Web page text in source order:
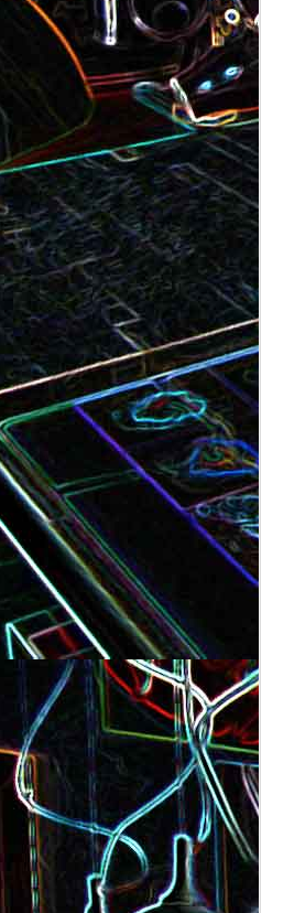
Tatin de tomates cerises à la
tapenade
2
Brownie au chocolat recouvert
de marshmallows fondus
Salade de lentilles au céleri
branche et à la carotte